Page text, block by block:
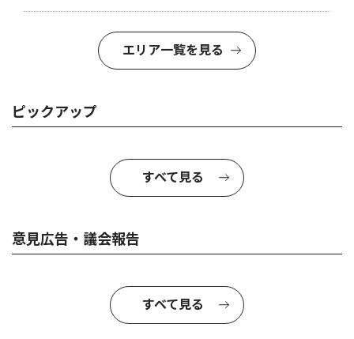
エリア一覧を見る
ピックアップ
すべて見る
意見広告・議会報告
すべて見る